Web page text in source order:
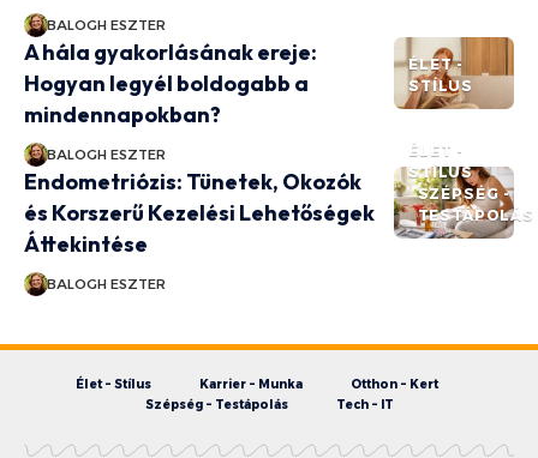
BALOGH ESZTER
ÉLET -
STÍLUS
A hála gyakorlásának ereje:
Hogyan legyél boldogabb a
mindennapokban?
BALOGH ESZTER
ÉLET -
STÍLUS
SZÉPSÉG -
TESTÁPOLÁS
Endometriózis: Tünetek, Okozók
és Korszerű Kezelési Lehetőségek
Áttekintése
BALOGH ESZTER
Élet – Stílus Karrier – Munka
Otthon – Kert
Szépség – Testápolás
Tech – IT